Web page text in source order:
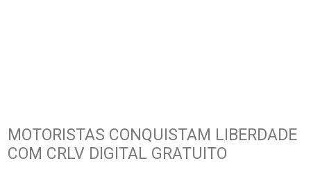
MOTORISTAS CONQUISTAM LIBERDADE
COM CRLV DIGITAL GRATUITO